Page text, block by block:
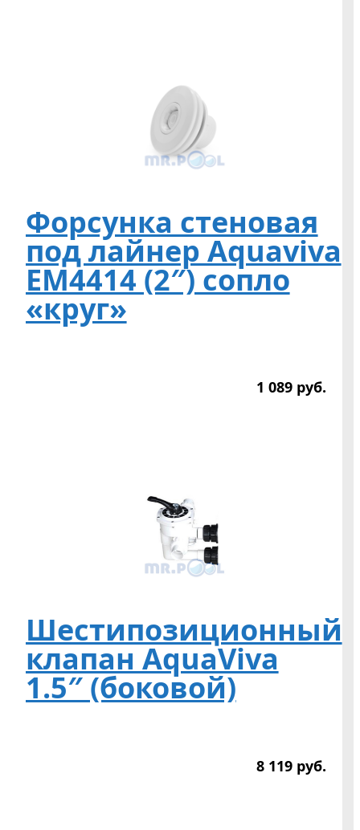
Форсунка стеновая
под лайнер Aquaviva
EM4414 (2″) сопло
«круг»
1 089 руб.
Шестипозиционный
клапан AquaViva
1.5″ (боковой)
8 119 руб.